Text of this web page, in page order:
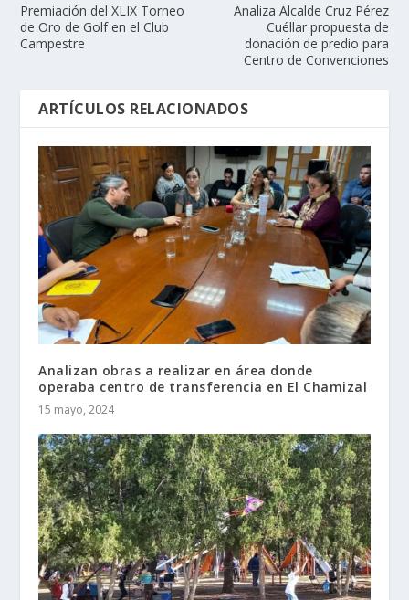
Premiación del XLIX Torneo
de Oro de Golf en el Club
Campestre
Analiza Alcalde Cruz Pérez
Cuéllar propuesta de
donación de predio para
Centro de Convenciones
ARTÍCULOS RELACIONADOS
Analizan obras a realizar en área donde
operaba centro de transferencia en El Chamizal
15 mayo, 2024